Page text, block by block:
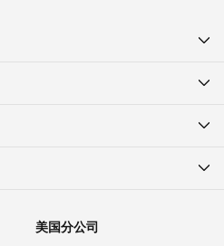
美国分公司